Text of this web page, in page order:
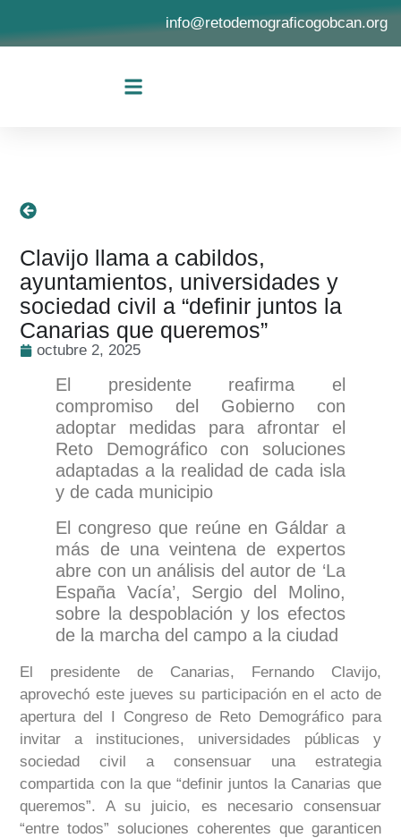
info@retodemograficogobcan.org
Clavijo llama a cabildos,
ayuntamientos, universidades y
sociedad civil a “definir juntos la
Canarias que queremos”
octubre 2, 2025
El presidente reafirma el
compromiso del Gobierno con
adoptar medidas para afrontar el
Reto Demográfico con soluciones
adaptadas a la realidad de cada isla
y de cada municipio
El congreso que reúne en Gáldar a
más de una veintena de expertos
abre con un análisis del autor de ‘La
España Vacía’, Sergio del Molino,
sobre la despoblación y los efectos
de la marcha del campo a la ciudad
El presidente de Canarias, Fernando Clavijo,
aprovechó este jueves su participación en el acto de
apertura del I Congreso de Reto Demográfico para
invitar a instituciones, universidades públicas y
sociedad civil a consensuar una estrategia
compartida con la que “definir juntos la Canarias que
queremos”. A su juicio, es necesario consensuar
“entre todos” soluciones coherentes que garanticen